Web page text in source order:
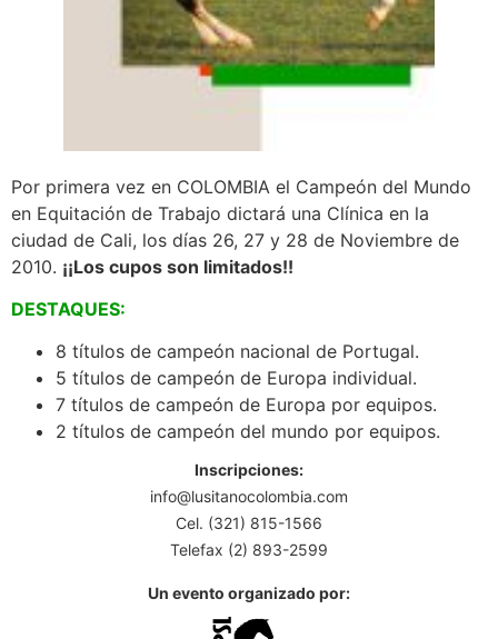
Por primera vez en COLOMBIA el Campeón del Mundo
en Equitación de Trabajo dictará una Clínica en la
ciudad de Cali, los días 26, 27 y 28 de Noviembre de
2010. ¡¡Los cupos son limitados!!
DESTAQUES:
8 títulos de campeón nacional de Portugal.
5 títulos de campeón de Europa individual.
7 títulos de campeón de Europa por equipos.
2 títulos de campeón del mundo por equipos.
Inscripciones:
info@lusitanocolombia.com
Cel. (321) 815-1566
Telefax (2) 893-2599
Un evento organizado por: